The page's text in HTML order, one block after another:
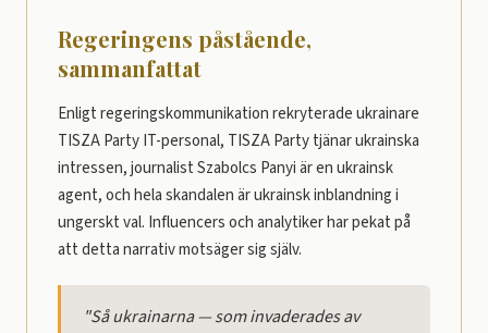
Regeringens påstående,
sammanfattat
Enligt regeringskommunikation rekryterade ukrainare
TISZA Party IT-personal, TISZA Party tjänar ukrainska
intressen, journalist Szabolcs Panyi är en ukrainsk
agent, och hela skandalen är ukrainsk inblandning i
ungerskt val. Influencers och analytiker har pekat på
att detta narrativ motsäger sig själv.
"Så ukrainarna — som invaderades av